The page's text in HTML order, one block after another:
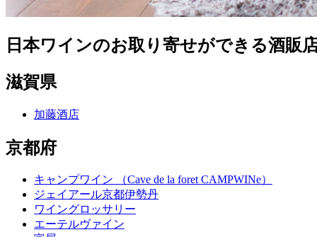
日本ワインのお取り寄せができる酒販
滋賀県
加藤酒店
京都府
キャンプワイン （Cave de la foret CAMPWINe）
ジェイアール京都伊勢丹
ワイングロッサリー
エーテルヴァイン